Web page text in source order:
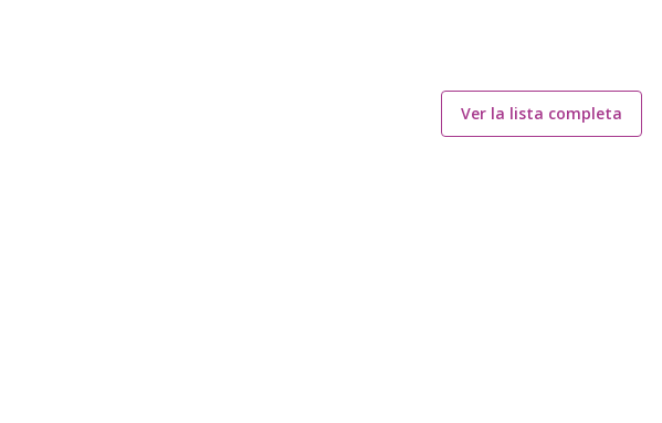
Ver la lista completa